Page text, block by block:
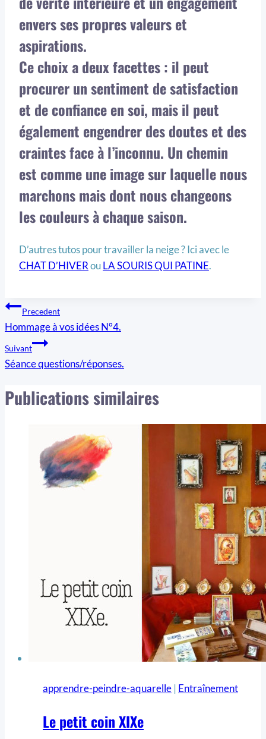
envers ses propres valeurs et
aspirations.
Ce choix a deux facettes : il peut
procurer un sentiment de satisfaction
et de confiance en soi, mais il peut
également engendrer des doutes et des
craintes face à l’inconnu. Un chemin
est comme une image sur laquelle nous
marchons mais dont nous changeons
les couleurs à chaque saison.
D’autres tutos pour travailler la neige ? Ici avec le
CHAT D’HIVERouLA SOURIS QUI PATINE.
Navigation
de
l’article
Precedent
Hommage à vos idées N°4.
Suivant
Séance questions/réponses.
Publications similaires
apprendre-peindre-aquarelle | Entraînement
Le petit coin XIXe